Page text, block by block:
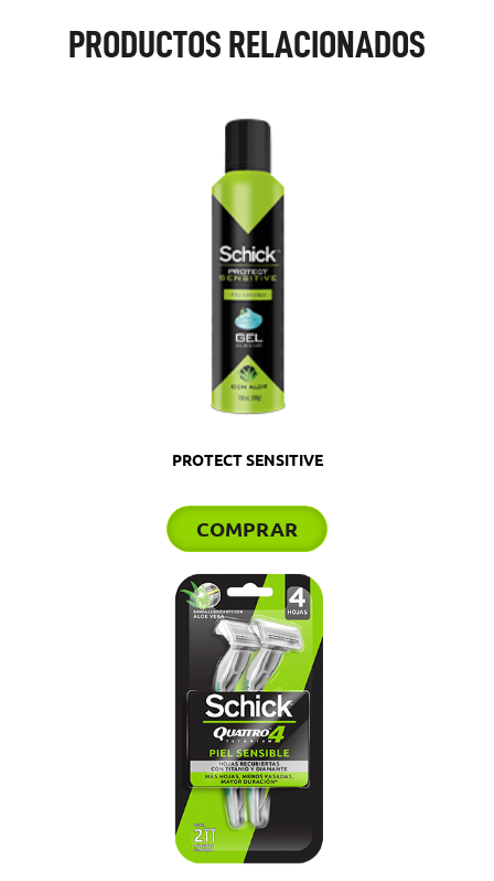
PRODUCTOS RELACIONADOS
PROTECT SENSITIVE
COMPRAR